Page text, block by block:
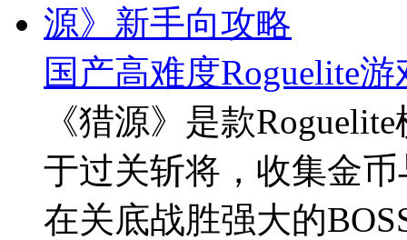
国产高难度Roguelite
《猎源》是款
于过关斩将，收集金
在关底战胜强大的